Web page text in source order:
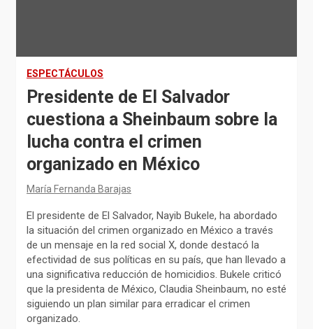
ESPECTÁCULOS
Presidente de El Salvador
cuestiona a Sheinbaum sobre la
lucha contra el crimen
organizado en México
María Fernanda Barajas
El presidente de El Salvador, Nayib Bukele, ha abordado
la situación del crimen organizado en México a través
de un mensaje en la red social X, donde destacó la
efectividad de sus políticas en su país, que han llevado a
una significativa reducción de homicidios. Bukele criticó
que la presidenta de México, Claudia Sheinbaum, no esté
siguiendo un plan similar para erradicar el crimen
organizado.